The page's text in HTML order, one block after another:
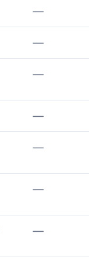
—
—
—
—
—
—
—